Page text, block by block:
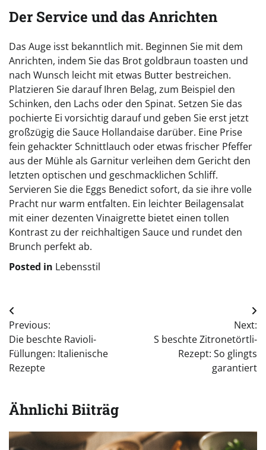
Der Service und das Anrichten
Das Auge isst bekanntlich mit. Beginnen Sie mit dem
Anrichten, indem Sie das Brot goldbraun toasten und
nach Wunsch leicht mit etwas Butter bestreichen.
Platzieren Sie darauf Ihren Belag, zum Beispiel den
Schinken, den Lachs oder den Spinat. Setzen Sie das
pochierte Ei vorsichtig darauf und geben Sie erst jetzt
großzügig die Sauce Hollandaise darüber. Eine Prise
fein gehackter Schnittlauch oder etwas frischer Pfeffer
aus der Mühle als Garnitur verleihen dem Gericht den
letzten optischen und geschmacklichen Schliff.
Servieren Sie die Eggs Benedict sofort, da sie ihre volle
Pracht nur warm entfalten. Ein leichter Beilagensalat
mit einer dezenten Vinaigrette bietet einen tollen
Kontrast zu der reichhaltigen Sauce und rundet den
Brunch perfekt ab.
Posted in Lebensstil
Beitragsnavigation
Previous:
Die beschte Ravioli-
Füllungen: Italienische
Rezepte
Next:
S beschte Zitronetörtli-
Rezept: So glingts
garantiert
Ähnlichi Biiträg